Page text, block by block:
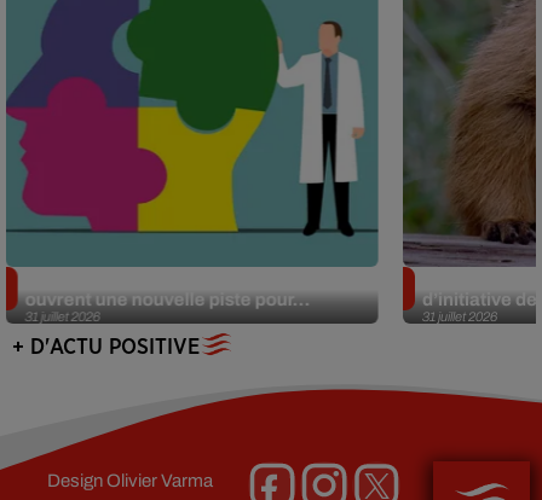
31 juillet 2026
ouvrent une nouvelle piste pour...
31 juillet 2026
d’initiative
+ D'ACTU POSITIVE
DesignOlivier Varma